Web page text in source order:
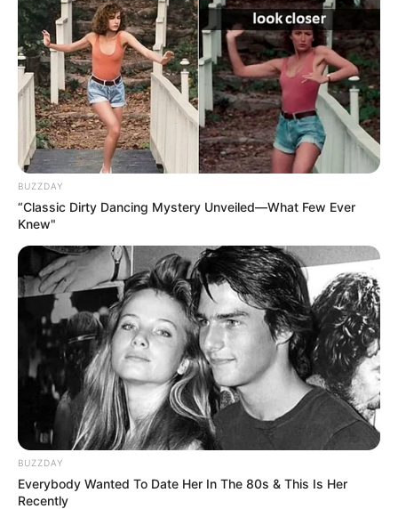
BUZZDAY
“Classic Dirty Dancing Mystery Unveiled—What Few Ever
Knew"
BUZZDAY
Everybody Wanted To Date Her In The 80s & This Is Her
Recently